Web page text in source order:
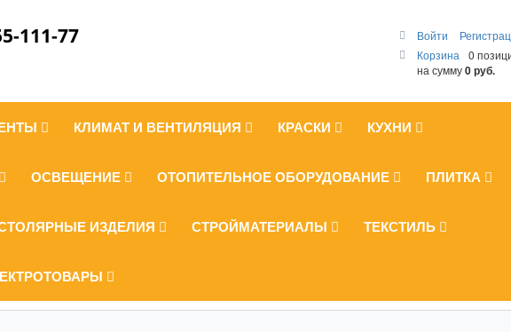
111-77 Войти
Корзина
0
на сумму0 руб.
КЛИМАТ И ВЕНТИЛЯЦИЯ КРАСКИ КУХНИ
ОСВЕЩЕНИЕ ОТОПИТЕЛЬНОЕ ОБОРУДОВАНИЕ ПЛИТКА
ИЗДЕЛИЯ СТРОЙМАТЕРИАЛЫ ТЕКСТИЛЬ